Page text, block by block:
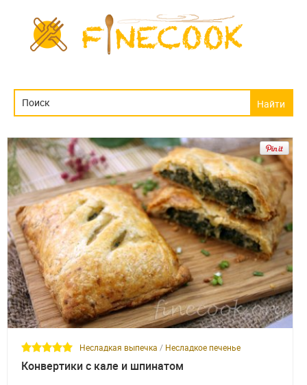
Несладкая выпечка / Несладкое печенье
Конвертики с кале и шпинатом